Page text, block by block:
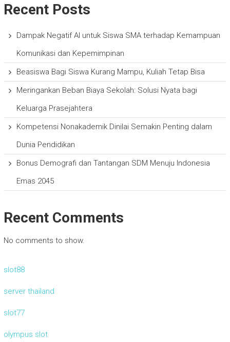
Recent Posts
Dampak Negatif AI untuk Siswa SMA terhadap Kemampuan
Komunikasi dan Kepemimpinan
Beasiswa Bagi Siswa Kurang Mampu, Kuliah Tetap Bisa
Meringankan Beban Biaya Sekolah: Solusi Nyata bagi
Keluarga Prasejahtera
Kompetensi Nonakademik Dinilai Semakin Penting dalam
Dunia Pendidikan
Bonus Demografi dan Tantangan SDM Menuju Indonesia
Emas 2045
Recent Comments
No comments to show.
slot88
server thailand
slot77
olympus slot